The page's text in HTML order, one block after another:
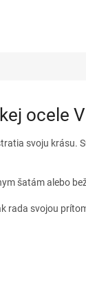
ocele
svoju krásu.
šatám alebo
rada svojou